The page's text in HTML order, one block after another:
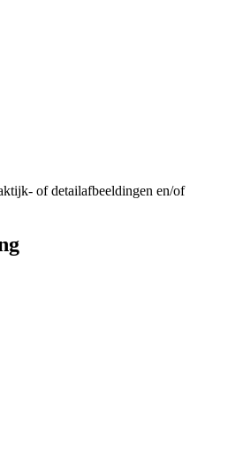
of detailafbeeldingen en/of